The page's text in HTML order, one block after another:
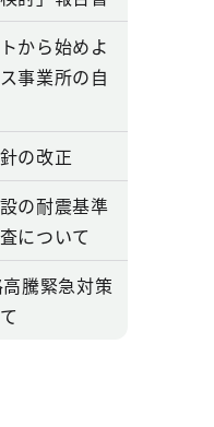
から始めよ
事業所の自
の改正
の耐震基準
について
騰緊急対策